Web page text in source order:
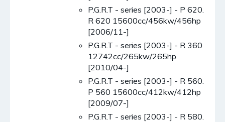
P.G.R.T - series [2003-] - P 620.
R 620 15600cc/456kw/456hp
[2006/11-]
P.G.R.T - series [2003-] - R 360
12742cc/265kw/265hp
[2010/04-]
P.G.R.T - series [2003-] - R 560.
P 560 15600cc/412kw/412hp
[2009/07-]
P.G.R.T - series [2003-] - R 580.